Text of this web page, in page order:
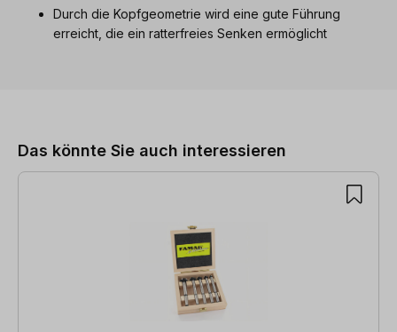
Durch die Kopfgeometrie wird eine gute Führung
erreicht, die ein ratterfreies Senken ermöglicht
Das könnte Sie auch interessieren